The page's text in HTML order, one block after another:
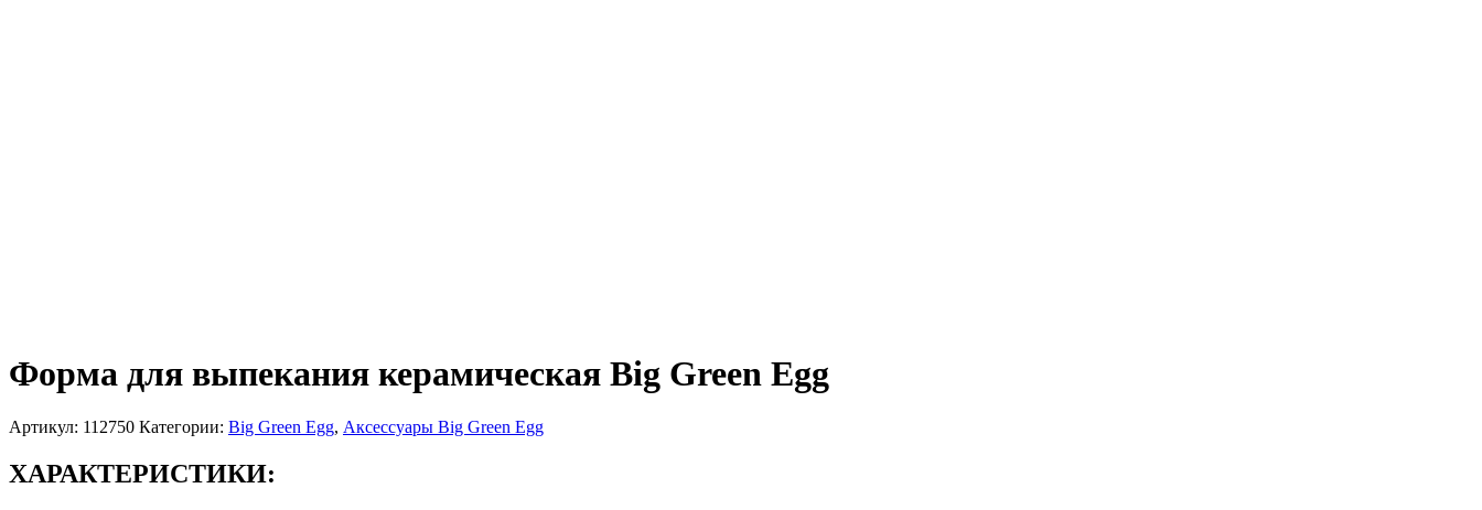
Форма для выпекания керамическая Big Green Egg
Артикул: 112750 Категории: Big Green Egg, Аксессуары Big Green Egg
ХАРАКТЕРИСТИКИ: